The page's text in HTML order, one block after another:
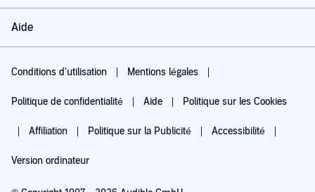
Aide
Conditions d'utilisation Mentions légales
Politique de confidentialité Aide Politique sur les Cookies
Affiliation Politique sur la Publicité Accessibilité
Version ordinateur